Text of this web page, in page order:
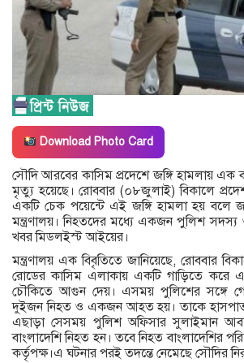
Download Photo Card
সৌদি আরবের কাসিম প্রদেশে জঙ্গি হামলায় এক
মৃত্যু হয়েছে। রোববার (০৮জুলাই) বিকালে
একটি চেক পয়েন্টে এই জঙ্গি হামলা হয় বলে
মন্ত্রণালয়। নিহতদের মধ্যে একজন পুলিশ সদস্য
খবর মিডলইস্ট আইয়ের।
মন্ত্রণালয় এক বিবৃতিতে জানিয়েছে, রোববার
রোডের কাসিম এলাকায় একটি গাড়িতে করে
চৌকিতে আগুন দেয়। এসময় পুলিশের সঙ্গে
দুইজন নিহত ও একজন আহত হয়। তাকে
এছাড়া সেসময় পুলিশ অফিসার সুলাইমান
বাংলাদেশি নিহত হন। তবে নিহত বাংলাদেশির
কর্তৃপক্ষ।এ ঘটনার পরই তদন্তে নেমেছে সৌদির